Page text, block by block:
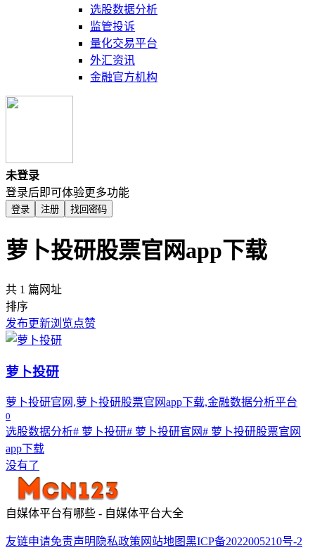
选股数据分析
监管投诉
量化交易平台
外汇资讯
金融官方机构
未登录
登录后即可体验更多功能
登录 注册 找回密码
萝卜投研股票官网app下载
共 1 篇网址
排序
发布更新浏览点赞
萝卜投研
萝卜投研官网,萝卜投研股票官网app下载,金融数据分析平台
0
选股数据分析# 萝卜投研# 萝卜投研官网# 萝卜投研股票官网
app下载
没有了
自媒体平台有哪些 - 自媒体平台大全
友链申请免责声明 隐私政策 网站地图黑ICP备2022005210号-2